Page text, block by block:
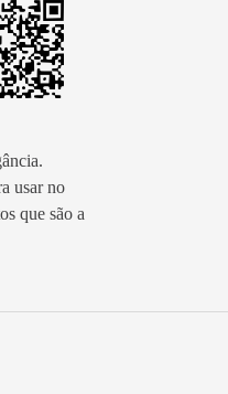
usar no
que são a